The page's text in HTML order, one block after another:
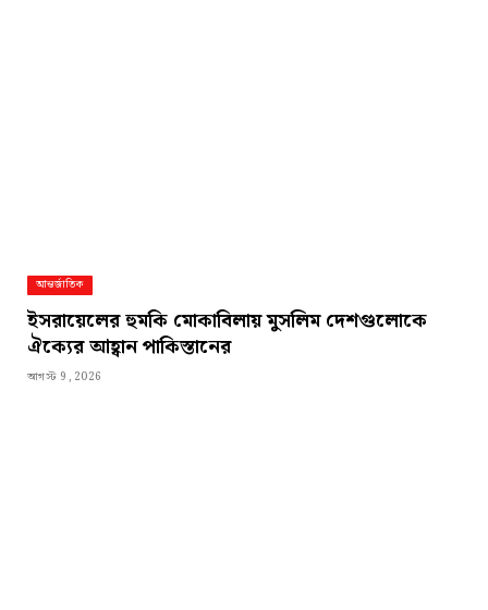
আন্তর্জাতিক
ইসরায়েলের হুমকি মোকাবিলায় মুসলিম দেশগুলোকে
ঐক্যের আহ্বান পাকিস্তানের
আগস্ট 9, 2026